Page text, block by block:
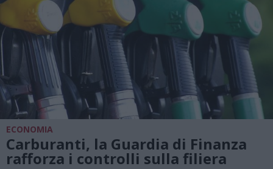
ECONOMIA
Carburanti, la Guardia di Finanza
rafforza i controlli sulla filiera